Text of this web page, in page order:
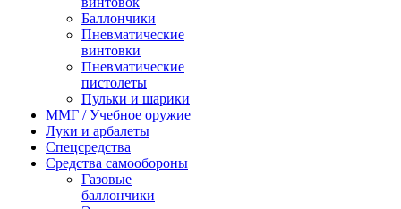
Баллончики
Пневматические
винтовки
Пневматические
пистолеты
Пульки и шарики
ММГ / Учебное оружие
Луки и арбалеты
Спецсредства
Средства самообороны
Газовые
баллончики